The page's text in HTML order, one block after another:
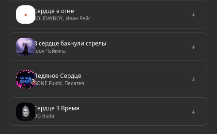
Сердце в огне
XOLIDAYBOY, Иван Рейс
↓
В сердце бахнули стрелы
Тося Чайкина
↓
Ледяное Сердце
GONE.Fludd, Пелагея
↓
Сердце 3 Время
OG Buda
↓